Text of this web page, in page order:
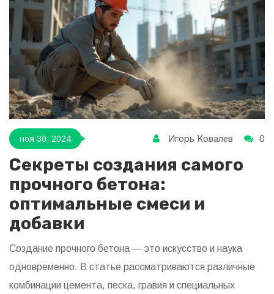
ноя 30, 2024 Игорь Ковалев 0
Секреты создания самого
прочного бетона:
оптимальные смеси и
добавки
Создание прочного бетона — это искусство и наука
одновременно. В статье рассматриваются различные
комбинации цемента, песка, гравия и специальных